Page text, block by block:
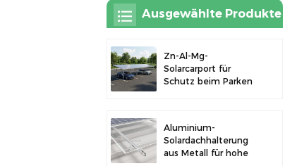
Ausgewählte Produkte
Zn-Al-Mg-
Solarcarport für
Schutz beim Parken
Aluminium-
Solardachhalterung
aus Metall für hohe